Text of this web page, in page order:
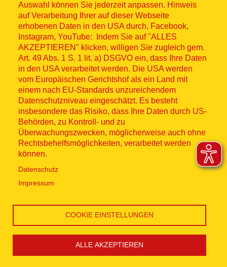
Auswahl können Sie jederzeit anpassen. Hinweis
auf Verarbeitung Ihrer auf dieser Webseite
erhobenen Daten in den USA durch, Facebook,
Instagram, YouTube: Indem Sie auf "ALLES
AKZEPTIEREN" klicken, willigen Sie zugleich gem.
Art. 49 Abs. 1 S. 1 lit. a) DSGVO ein, dass Ihre Daten
in den USA verarbeitet werden. Die USA werden
vom Europäischen Gerichtshof als ein Land mit
einem nach EU-Standards unzureichendem
Datenschutzniveau eingeschätzt. Es besteht
insbesondere das Risiko, dass Ihre Daten durch US-
Behörden, zu Kontroll- und zu
Überwachungszwecken, möglicherweise auch ohne
Rechtsbehelfsmöglichkeiten, verarbeitet werden
können.
Datenschutz
Impressum
COOKIE EINSTELLUNGEN
ALLE AKZEPTIEREN
© ASB 2026
Fußzeilenmenü
Impressum
Datenschutz
Kontakt
Hinweisgebersystem
Lieferkette
Widerruf
Social Media